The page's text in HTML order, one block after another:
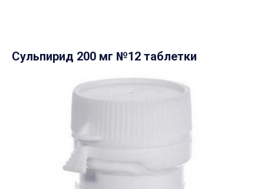
Сульпирид 200 мг №12 таблетки